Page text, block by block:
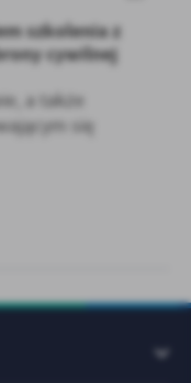
szkolenia z
cywilnej
a także
się